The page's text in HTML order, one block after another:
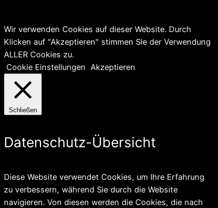
Wir verwenden Cookies auf dieser Website. Durch
Klicken auf "Akzeptieren" stimmen Sie der Verwendung
ALLER Cookies zu.
Cookie Einstellungen Akzeptieren
Schließen
Datenschutz-Übersicht
Diese Website verwendet Cookies, um Ihre Erfahrung
zu verbessern, während Sie durch die Website
navigieren. Von diesen werden die Cookies, die nach